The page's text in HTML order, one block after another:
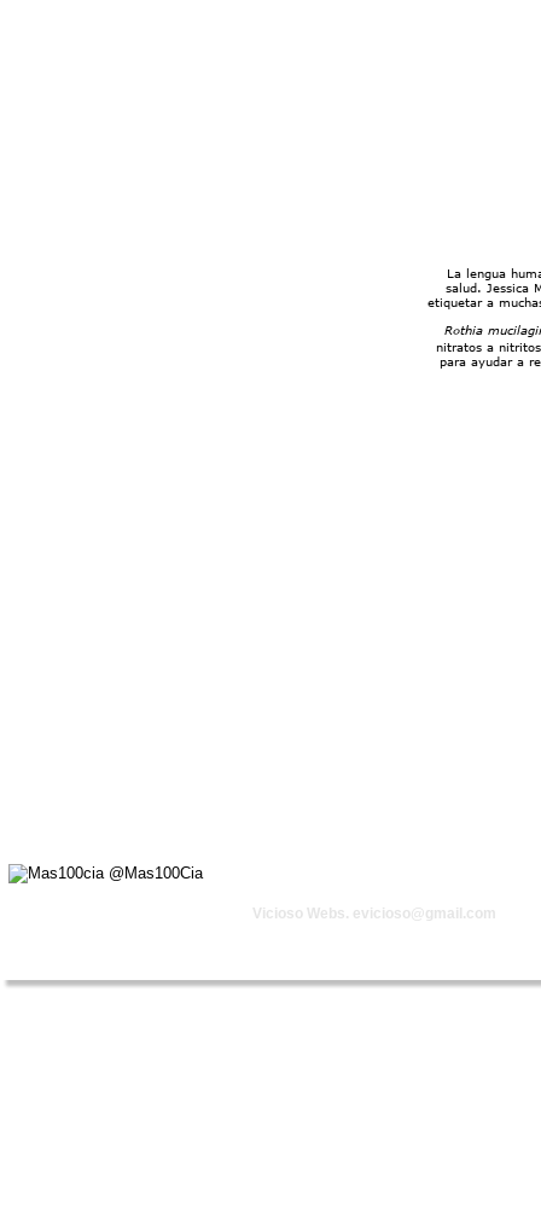
Vicioso Webs. evicioso@gmail.com
La lengua
salud. Jessica
etiquetar a
Rothia
nitratos a
para ayudar a